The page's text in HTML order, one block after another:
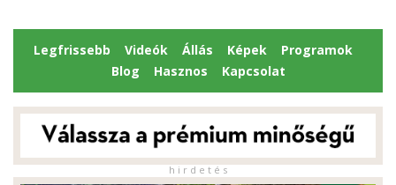
Legfrissebb Videók Állás Képek
Programok
Blog
Hasznos Kapcsolat
h i r d e t é s